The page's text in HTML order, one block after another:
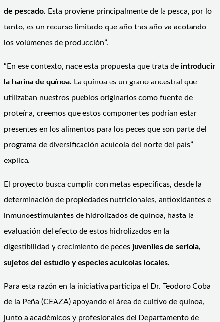
de pescado. Esta proviene principalmente de la pesca, por lo
tanto, es un recurso limitado que año tras año va acotando
los volúmenes de producción”.
“En ese contexto, nace esta propuesta que trata de introducir
la harina de quínoa. La quínoa es un grano ancestral que
utilizaban nuestros pueblos originarios como fuente de
proteína, creemos que estos componentes podrían estar
presentes en los alimentos para los peces que son parte del
programa de diversificación acuícola del norte del país”,
explica.
El proyecto busca cumplir con metas específicas, desde la
determinación de propiedades nutricionales, antioxidantes e
inmunoestimulantes de hidrolizados de quínoa, hasta la
evaluación del efecto de estos hidrolizados en la
digestibilidad y crecimiento de peces juveniles de seriola,
sujetos del estudio y especies acuícolas locales.
Para esta razón en la iniciativa participa el Dr. Teodoro Coba
de la Peña (CEAZA) apoyando el área de cultivo de quinoa,
junto a académicos y profesionales del Departamento de